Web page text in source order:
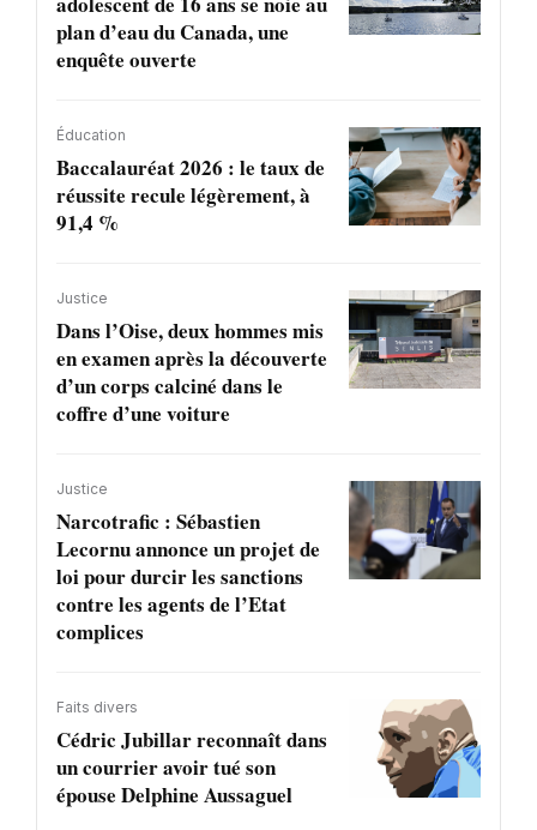
plan d’eau du Canada, une
enquête ouverte
Éducation
Baccalauréat 2026 : le taux de
réussite recule légèrement, à
91,4 %
Justice
Dans l’Oise, deux hommes mis
en examen après la découverte
d’un corps calciné dans le
coffre d’une voiture
Justice
Narcotrafic : Sébastien
Lecornu annonce un projet de
loi pour durcir les sanctions
contre les agents de l’Etat
complices
Faits divers
Cédric Jubillar reconnaît dans
un courrier avoir tué son
épouse Delphine Aussaguel